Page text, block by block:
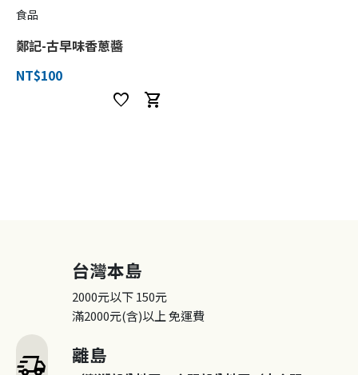
食品
鄭記-古早味香蔥醬
NT$100
favorite shopping_cart
delivery_truck_speed
台灣本島
2000元以下150元
滿2000元(含)以上免運費
離島